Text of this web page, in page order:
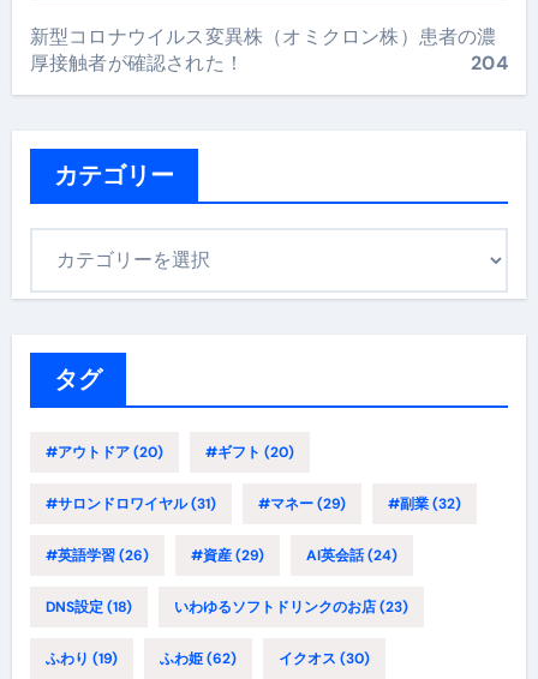
新型コロナウイルス変異株（オミクロン株）患者の濃
厚接触者が確認された！
204
カテゴリー
タグ
#アウトドア(20) #ギフト (20)
#サロンドロワイヤル(31) #マネー(29) #副業(32)
#英語学習(26) #資産(29) AI英会話(24)
DNS設定(18) いわゆるソフトドリンクのお店(23)
ふわり (19) ふわ姫(62) イクオス (30)